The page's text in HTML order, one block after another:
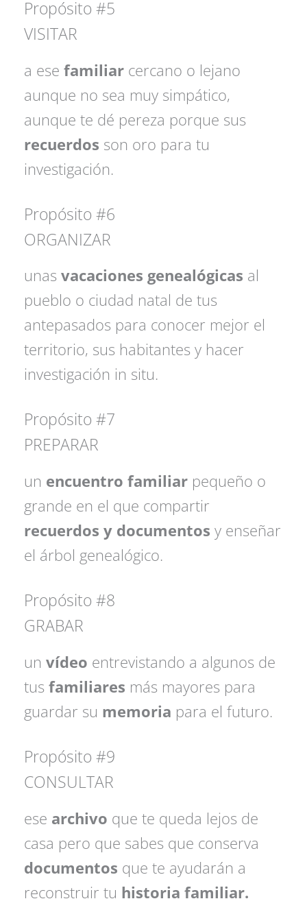
Propósito #5
VISITAR
a esefamiliar cercano o lejano
aunque no sea muy simpático,
aunque te dé pereza porque sus
recuerdos son oro para tu
investigación.
Propósito #6
ORGANIZAR
unas vacaciones genealógicas al
pueblo o ciudad natal de tus
antepasados para conocer mejor el
territorio, sus habitantes y hacer
investigación in situ.
Propósito #7
PREPARAR
un encuentro familiar pequeño o
grande en el que compartir
recuerdos y documentos y enseñar
el árbol genealógico.
Propósito #8
GRABAR
unvídeo entrevistando a algunos de
tusfamiliares más mayores para
guardar su memoria para el futuro.
Propósito #9
CONSULTAR
ese archivo que te queda lejos de
casa pero que sabes que conserva
documentos que te ayudarán a
reconstruir tu historia familiar.